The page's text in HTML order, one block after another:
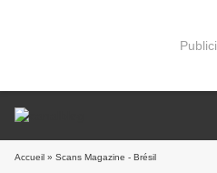
Accueil » Scans Magazine - Brésil